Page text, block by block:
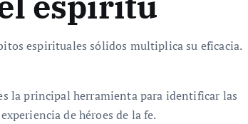
espirituales sólidos multiplica su eficacia.
la principal herramienta para identificar las
de héroes de la fe.